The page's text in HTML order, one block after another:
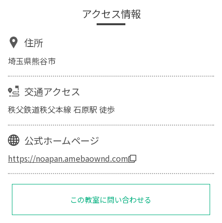
アクセス情報
住所
埼玉県熊谷市
交通アクセス
秩父鉄道秩父本線 石原駅 徒歩
公式ホームページ
https://noapan.amebaownd.com
この教室に問い合わせる